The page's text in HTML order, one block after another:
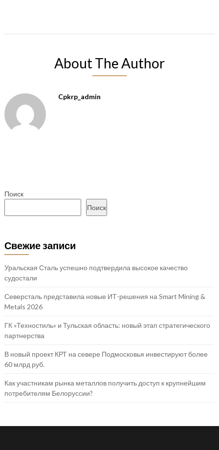
About The Author
Cpkrp_admin
Поиск
Поиск
Свежие записи
Уральская Сталь успешно подтвердила высокое качество
судостали
Северсталь представила новые ИТ-решения на Smart Mining &
Metals 2026
ГК «Техностиль» и Тульская область: новый этап стратегического
партнерства
В новый проект КРТ на севере Подмосковья инвестируют более
60 млрд руб.
Как участникам рынка металлов получить доступ к крупнейшим
потребителям Белоруссии?